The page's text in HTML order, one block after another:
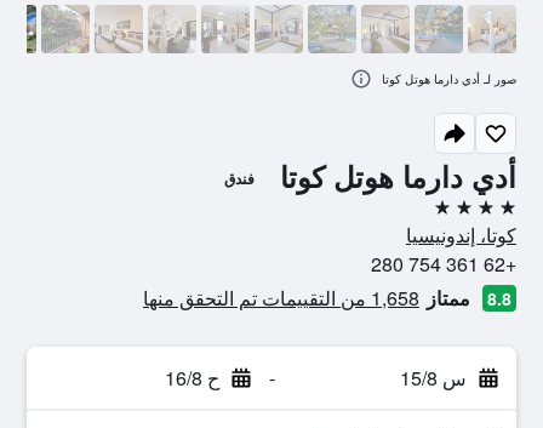
أدي دارما هوتل كوتا فندق
4 نجوم
كوتا، إندونيسيا
+62 361 754 280
8.8 ممتاز 1,658 من التقييمات تم التحقق منها
س 15/8 - ح 16/8
صور لـ أدي دارما هوتل كوتا